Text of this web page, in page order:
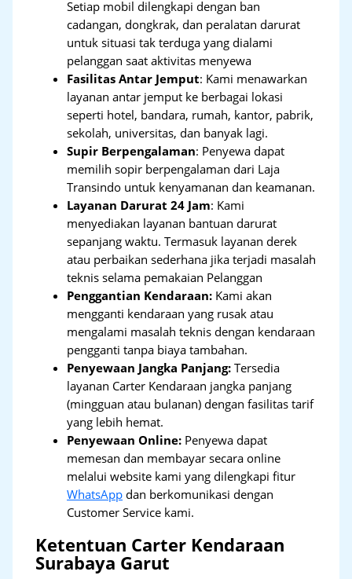
Setiap mobil dilengkapi dengan ban
cadangan, dongkrak, dan peralatan darurat
untuk situasi tak terduga yang dialami
pelanggan saat aktivitas menyewa
Fasilitas Antar Jemput: Kami menawarkan
layanan antar jemput ke berbagai lokasi
seperti hotel, bandara, rumah, kantor, pabrik,
sekolah, universitas, dan banyak lagi.
Supir Berpengalaman: Penyewa dapat
memilih sopir berpengalaman dari Laja
Transindo untuk kenyamanan dan keamanan.
Layanan Darurat 24 Jam: Kami
menyediakan layanan bantuan darurat
sepanjang waktu. Termasuk layanan derek
atau perbaikan sederhana jika terjadi masalah
teknis selama pemakaian Pelanggan
Penggantian Kendaraan: Kami akan
mengganti kendaraan yang rusak atau
mengalami masalah teknis dengan kendaraan
pengganti tanpa biaya tambahan.
Penyewaan Jangka Panjang: Tersedia
layanan Carter Kendaraan jangka panjang
(mingguan atau bulanan) dengan fasilitas tarif
yang lebih hemat.
Penyewaan Online: Penyewa dapat
memesan dan membayar secara online
melalui website kami yang dilengkapi fitur
WhatsApp dan berkomunikasi dengan
Customer Service kami.
Ketentuan Carter Kendaraan
Surabaya Garut